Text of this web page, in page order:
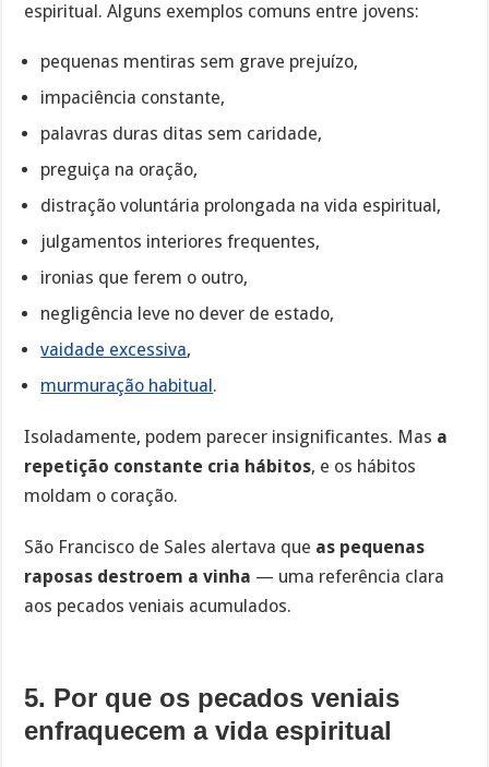
espiritual. Alguns exemplos comuns entre jovens:
pequenas mentiras sem grave prejuízo,
impaciência constante,
palavras duras ditas sem caridade,
preguiça na oração,
distração voluntária prolongada na vida espiritual,
julgamentos interiores frequentes,
ironias que ferem o outro,
negligência leve no dever de estado,
vaidade excessiva,
murmuração habitual.
Isoladamente, podem parecer insignificantes. Mas a
repetição constante cria hábitos, e os hábitos
moldam o coração.
São Francisco de Sales alertava que as pequenas
raposas destroem a vinha — uma referência clara
aos pecados veniais acumulados.
5. Por que os pecados veniais
enfraquecem a vida espiritual